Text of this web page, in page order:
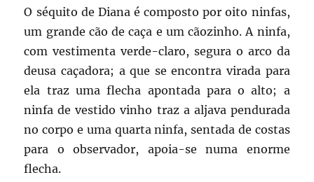
O séquito de Diana é composto por oito ninfas,
um grande cão de caça e um cãozinho. A ninfa,
com vestimenta verde-claro, segura o arco da
deusa caçadora; a que se encontra virada para
ela traz uma flecha apontada para o alto; a
ninfa de vestido vinho traz a aljava pendurada
no corpo e uma quarta ninfa, sentada de costas
para o observador, apoia-se numa enorme
flecha.